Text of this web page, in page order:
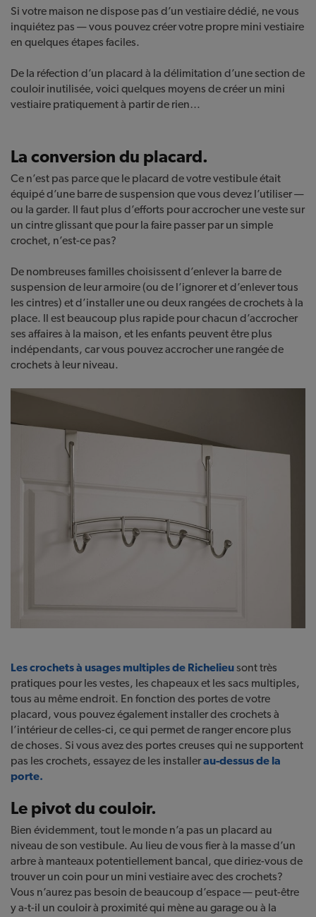
Si votre maison ne dispose pas d’un vestiaire dédié, ne vous
inquiétez pas — vous pouvez créer votre propre mini vestiaire
en quelques étapes faciles.
De la réfection d’un placard à la délimitation d’une section de
couloir inutilisée, voici quelques moyens de créer un mini
vestiaire pratiquement à partir de rien…
La conversion du placard.
Ce n’est pas parce que le placard de votre vestibule était
équipé d’une barre de suspension que vous devez l’utiliser —
ou la garder. Il faut plus d’efforts pour accrocher une veste sur
un cintre glissant que pour la faire passer par un simple
crochet, n’est-ce pas?
De nombreuses familles choisissent d’enlever la barre de
suspension de leur armoire (ou de l’ignorer et d’enlever tous
les cintres) et d’installer une ou deux rangées de crochets à la
place. Il est beaucoup plus rapide pour chacun d’accrocher
ses affaires à la maison, et les enfants peuvent être plus
indépendants, car vous pouvez accrocher une rangée de
crochets à leur niveau.
Les crochets à usages multiples de Richelieusont très
pratiques pour les vestes, les chapeaux et les sacs multiples,
tous au même endroit. En fonction des portes de votre
placard, vous pouvez également installer des crochets à
l’intérieur de celles-ci, ce qui permet de ranger encore plus
de choses. Si vous avez des portes creuses qui ne supportent
pas les crochets, essayez de les installerau-dessus de la
porte.
Le pivot du couloir.
Bien évidemment, tout le monde n’a pas un placard au
niveau de son vestibule. Au lieu de vous fier à la masse d’un
arbre à manteaux potentiellement bancal, que diriez-vous de
trouver un coin pour un mini vestiaire avec des crochets?
Vous n’aurez pas besoin de beaucoup d’espace — peut-être
y a-t-il un couloir à proximité qui mène au garage ou à la